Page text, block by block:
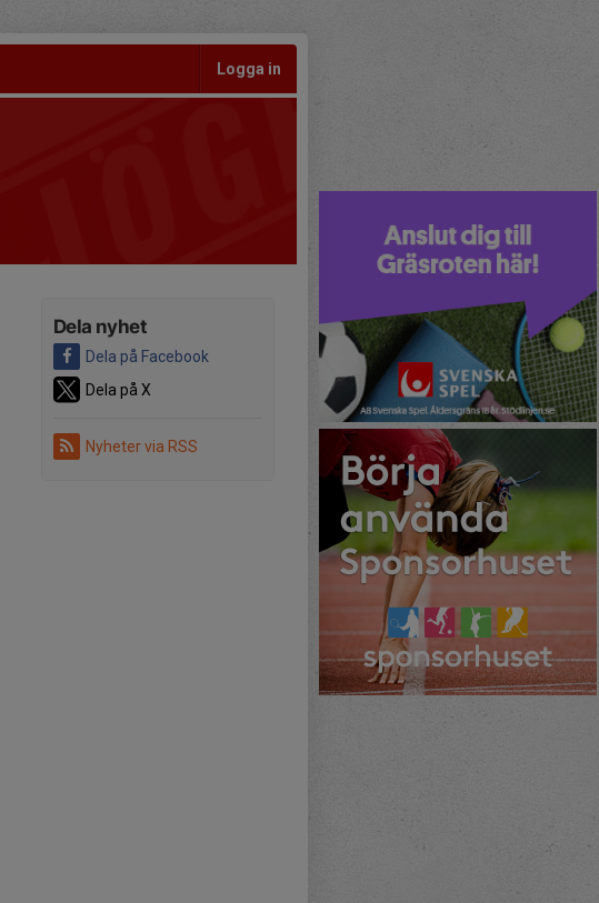
Logga in
Dela nyhet
Dela på Facebook
Dela på X
Nyheter via RSS